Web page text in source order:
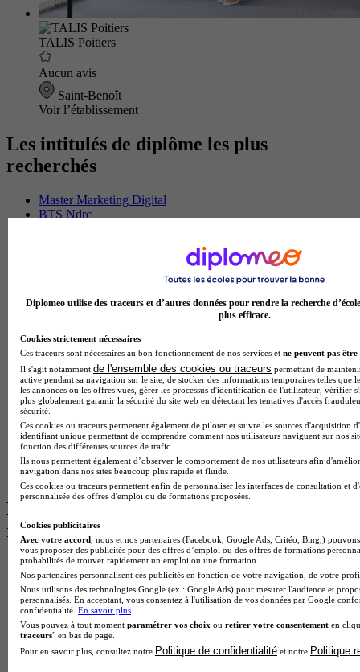
TALIS Poitiers
Aucun avis
Saint-Benoît
Voir l’établissement
Les intitulés de diplôme les plus
recherchés
Master Marketing Digital
BTS Ndrc
BTS Sio
Licence Science de l education
BTS Pi
Master International Business
BTS Sp3s
BAC Pro Assp
BTS Gpme
Master MA
BTS Dietetique
Master Mass
Cap Cuisine
Les intitulés de diplôme par ville les plus
recherchés
Master Meef à Lille
Prépa Medecine à Paris
Licence Psychologie à Paris
Master Psychologie à Lyon
Licence Psychologie à Toulouse
Master Psychologie à Lille
Master Psychologie à Montpellier
Diplomeo utilise des traceurs et d’autres données pour rendre la recherche
plus efficace.
Cookies strictement nécessaires
Ces traceurs sont nécessaires au bon fonctionnement de nos services et ne peuvent pas être
Il s'agit notamment de l'ensemble des cookies ou traceurs permettant de
active pendant sa navigation sur le site, de stocker des informations temporaires telles que
les annonces ou les offres vues, gérer les processus d'identification de l'utilisateur, vérifier
plus globalement garantir la sécurité du site web en détectant les tentatives d'accès
sécurité.
Ces cookies ou traceurs permettent également de piloter et suivre les sources d'acquisition
identifiant unique permettant de comprendre comment nos utilisateurs naviguent sur nos
fonction des différentes sources de trafic.
Ils nous permettent également d’observer le comportement de nos utilisateurs afin
navigation dans nos sites beaucoup plus rapide et fluide.
Ces cookies ou traceurs permettent enfin de personnaliser les interfaces de consultation et
personnalisée des offres d'emploi ou de formations proposées.
Cookies publicitaires
Avec votre accord , nous et nos partenaires (Facebook, Google Ads, Critéo, Bing,)
vous proposer des publicités pour des offres d’emploi ou des offres de formations
probabilités de trouver rapidement un emploi ou une formation.
Nos partenaires personnalisent ces publicités en fonction de votre navigation, de votre
Nous utilisons des technologies Google (ex : Google Ads) pour mesurer l'audience et
personnalisés. En acceptant, vous consentez à l'utilisation de vos données par Google
confidentialité. En savoir plus
Vous pouvez à tout moment paramétrer vos choix ou retirer votre consentement en
traceurs" en bas de page.
Pour en savoir plus, consultez notre Politique de confidentialité et notre Politique